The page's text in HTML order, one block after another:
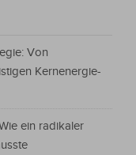
Von
Kernenergie-
ein radikaler